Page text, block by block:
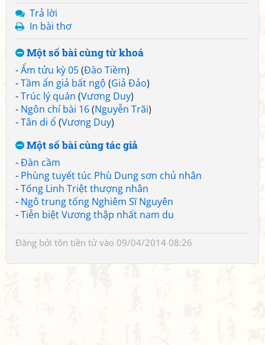
Trả lời
In bài thơ
Một số bài cùng từ khoá
-Ẩm tửu kỳ 05(Đào Tiềm)
-Tầm ẩn giả bất ngộ (Giả Đảo)
-Trúc lý quán (Vương Duy)
- Ngôn chí bài 16(Nguyễn Trãi)
-Tân di ổ (Vương Duy)
Một số bài cùng tác giả
-Đàn cầm
- Phùng tuyết túc Phù Dung sơn chủ nhân
-Tống Linh Triệt thượng nhân
- Ngô trung tống Nghiêm Sĩ Nguyên
-Tiễn biệt Vương thập nhất nam du
Đăng bởi tôn tiền tửvào 09/04/2014 08:26